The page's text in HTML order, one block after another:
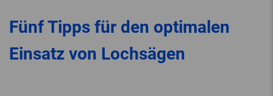
Fünf Tipps für den optimalen
Einsatz von Lochsägen